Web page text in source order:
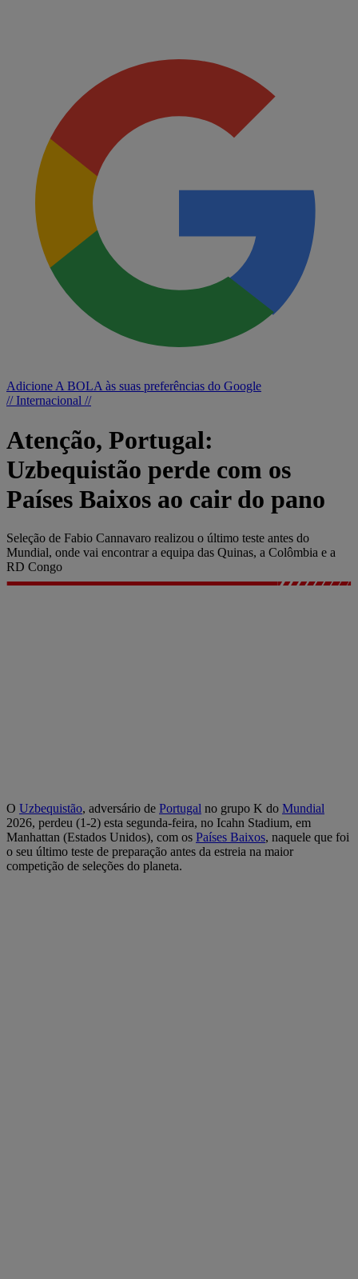
Adicione A BOLA às suas preferências do Google
// Internacional //
Atenção, Portugal:
Uzbequistão perde com os
Países Baixos ao cair do pano
Seleção de Fabio Cannavaro realizou o último teste antes do
Mundial, onde vai encontrar a equipa das Quinas, a Colômbia e a
RD Congo
O Uzbequistão, adversário de Portugal no grupo K do Mundial
2026, perdeu (1-2) esta segunda-feira, no Icahn Stadium, em
Manhattan (Estados Unidos), com os Países Baixos, naquele que foi
o seu último teste de preparação antes da estreia na maior
competição de seleções do planeta.